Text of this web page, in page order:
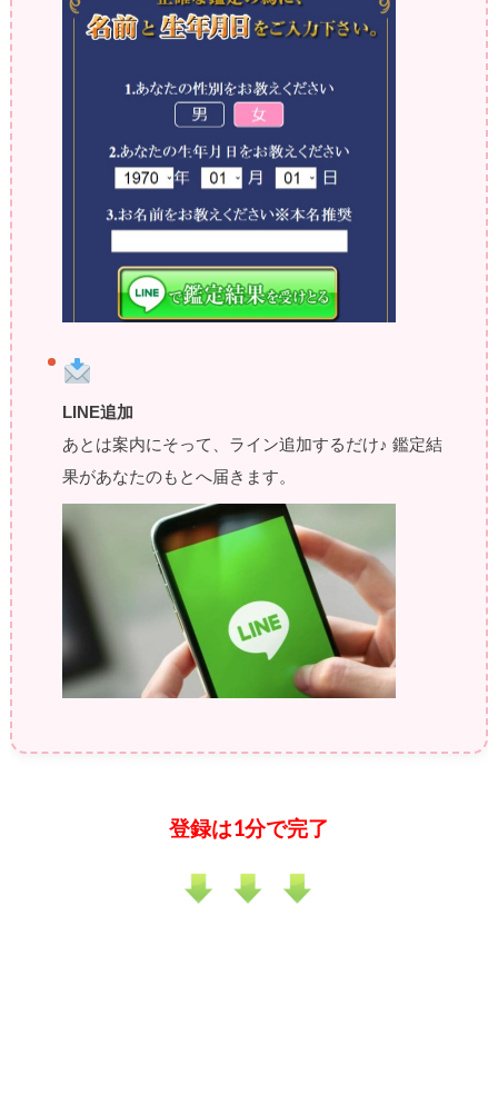
LINE追加
あとは案内にそって、ライン追加するだけ♪ 鑑定結
果があなたのもとへ届きます。
登録は1分で完了